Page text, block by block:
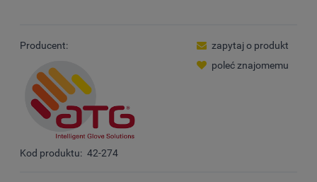
Producent:
Kod produktu: 42-274
zapytaj o produkt
poleć znajomemu